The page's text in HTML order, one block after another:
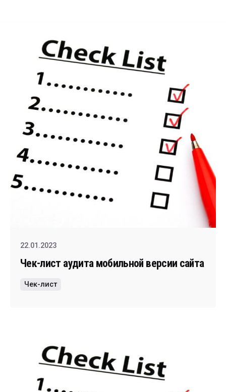
22.01.2023
Чек-лист аудита мобильной версии сайта
Чек-лист